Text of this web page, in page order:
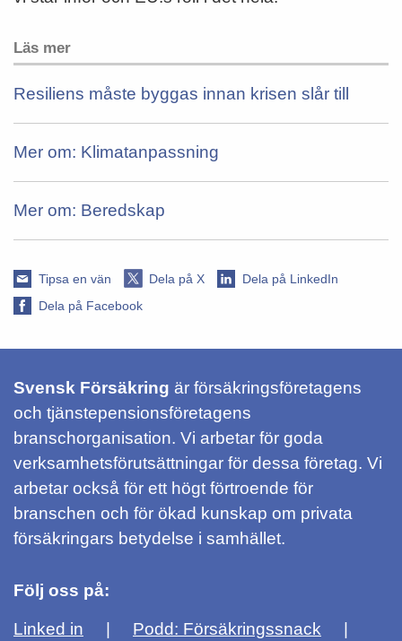
Läs mer
Resiliens måste byggas innan krisen slår till
Mer om: Klimatanpassning
Mer om: Beredskap
Tipsa en vän Dela på X
Dela på LinkedIn
Dela på Facebook
Svensk Försäkring är försäkringsföretagens
och tjänstepensionsföretagens
branschorganisation. Vi arbetar för goda
verksamhetsförutsättningar för dessa företag. Vi
arbetar också för ett högt förtroende för
branschen och för ökad kunskap om privata
försäkringars betydelse i samhället.
Följ oss på:
Linked in
Podd: Försäkringssnack